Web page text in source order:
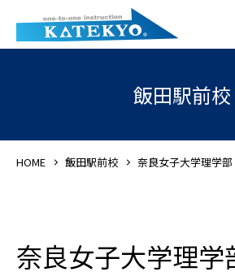
飯田駅前校
HOME 飯田駅前校 奈良女子大学理学
奈良女子大学理